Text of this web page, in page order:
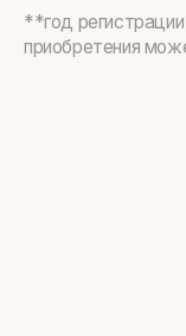
**год
приобретения